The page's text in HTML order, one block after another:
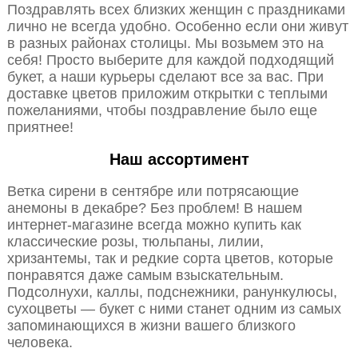
Поздравлять всех близких женщин с праздниками
лично не всегда удобно. Особенно если они живут
в разных районах столицы. Мы возьмем это на
себя! Просто выберите для каждой подходящий
букет, а наши курьеры сделают все за вас. При
доставке цветов приложим открытки с теплыми
пожеланиями, чтобы поздравление было еще
приятнее!
Наш ассортимент
Ветка сирени в сентябре или потрясающие
анемоны в декабре? Без проблем! В нашем
интернет-магазине всегда можно купить как
классические розы, тюльпаны, лилии,
хризантемы, так и редкие сорта цветов, которые
понравятся даже самым взыскательным.
Подсолнухи, каллы, подснежники, ранункулюсы,
сухоцветы — букет с ними станет одним из самых
запоминающихся в жизни вашего близкого
человека.